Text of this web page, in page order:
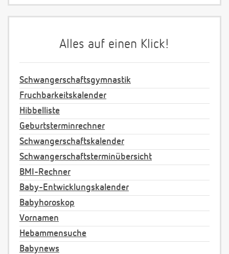
Alles auf einen Klick!
Schwangerschaftsgymnastik
Fruchbarkeitskalender
Hibbelliste
Geburtsterminrechner
Schwangerschaftskalender
Schwangerschaftsterminübersicht
BMI-Rechner
Baby-Entwicklungskalender
Babyhoroskop
Vornamen
Hebammensuche
Babynews